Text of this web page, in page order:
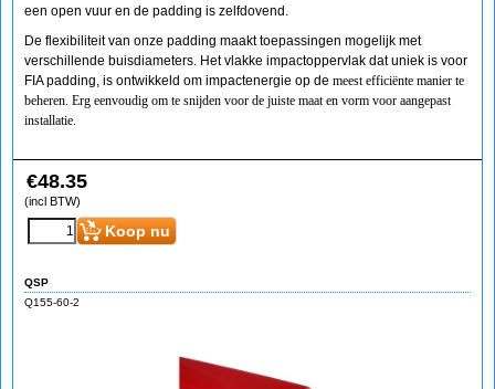
een open vuur en de padding is zelfdovend.
De flexibiliteit van onze padding maakt toepassingen mogelijk met
verschillende buisdiameters. Het vlakke impactoppervlak dat uniek is voor
FIA padding, is ontwikkeld om impactenergie op de meest efficiënte manier te
beheren. Erg eenvoudig om te snijden voor de juiste maat en vorm voor aangepast
installatie.
€48.35
(incl BTW)
Koop nu
QSP
Q155-60-2